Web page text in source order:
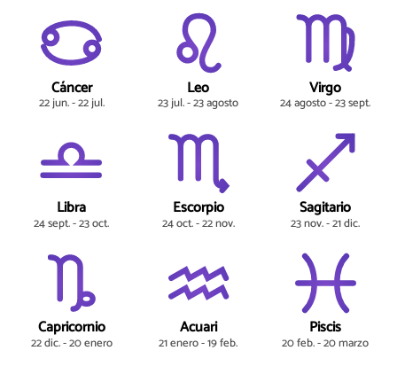
Cáncer
22 jun. - 22 jul.
Leo
23 jul. - 23 agosto
Virgo
24 agosto - 23 sept.
Libra
24 sept. - 23 oct.
Escorpio
24 oct. - 22 nov.
Sagitario
23 nov. - 21 dic.
Capricornio
22 dic. - 20 enero
Acuari
21 enero - 19 feb.
Piscis
20 feb. - 20 marzo